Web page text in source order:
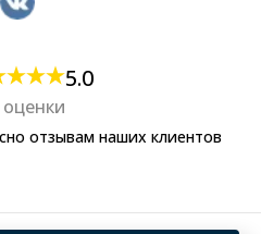
5.0
оценки
отзывам наших клиентов